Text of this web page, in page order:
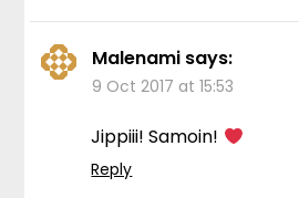
Malenami says:
9 Oct 2017 at 15:53
Jippiii! Samoin!
Reply